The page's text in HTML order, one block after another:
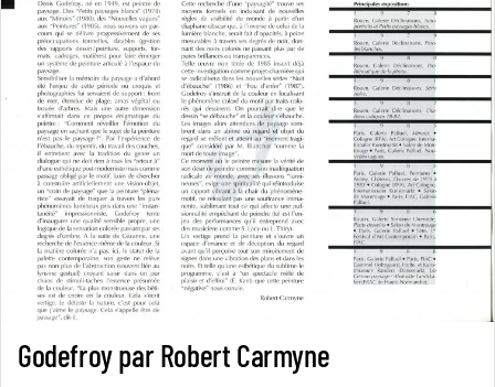
Godefroy par Robert Carmyne